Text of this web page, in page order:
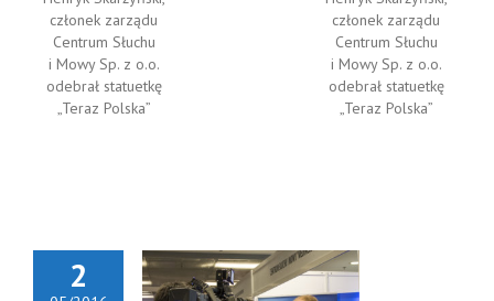
członek zarządu
Centrum Słuchu
i Mowy Sp. z o.o.
odebrał statuetkę
„Teraz Polska”
członek zarządu
Centrum Słuchu
i Mowy Sp. z o.o.
odebrał statuetkę
„Teraz Polska”
2